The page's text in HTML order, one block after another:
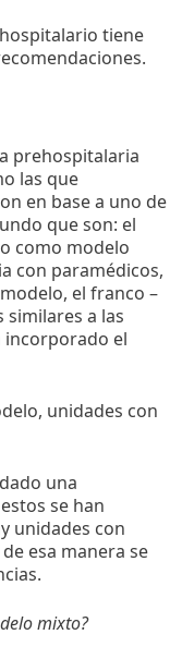
tiene
prehospitalaria
las que
en base a uno de
que son: el
como modelo
con paramédicos,
el franco –
similares a las
el
unidades con
una
se han
unidades con
esa manera se
mixto?